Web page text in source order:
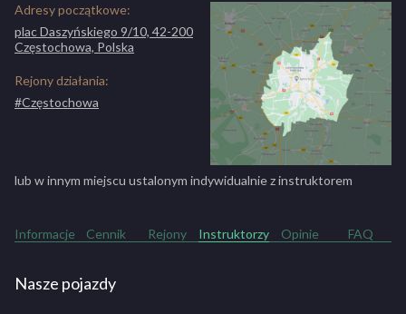
Adresy początkowe:
plac Daszyńskiego 9/10, 42-200
Częstochowa, Polska
Rejony działania:
#Częstochowa
lub w innym miejscu ustalonym indywidualnie z instruktorem
Informacje Cennik Rejony Instruktorzy Opinie FAQ
Nasze pojazdy